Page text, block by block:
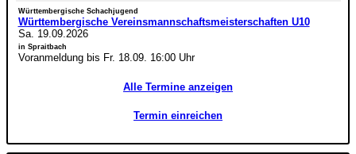
Württembergische Schachjugend
Württembergische Vereinsmannschaftsmeisterschaften U10
Sa. 19.09.2026
in Spraitbach
Voranmeldung bis Fr. 18.09. 16:00 Uhr
Alle Termine anzeigen
Termin einreichen